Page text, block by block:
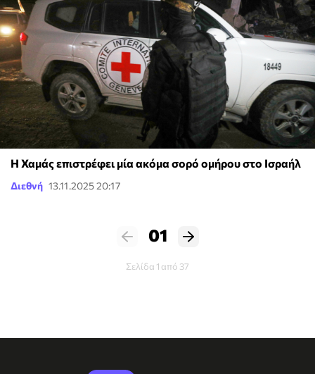
Η Χαμάς επιστρέφει μία ακόμα σορό ομήρου στο Ισραήλ
Διεθνή 13.11.2025 20:17
01
Σελίδα 1 από 37